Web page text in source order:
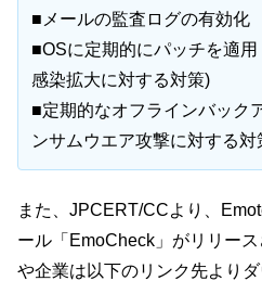
■メールの監査ログの有効化
■OSに定期的にパッチを適
感染拡大に対する対策)
■定期的なオフラインバック
ンサムウエア攻撃に対する対
また、JPCERT/CCより、
ール「EmoCheck」がリリー
や企業は以下のリンク先より